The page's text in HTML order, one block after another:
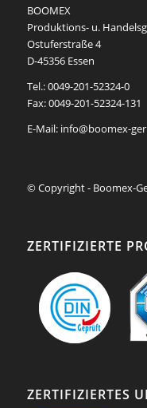
BOOMEX
Produktions- u.
Ostuferstraße 4
D-45356 Essen
Tel.: 0049-201-52324-0
Fax: 0049-201-52324-131
E-Mail: info@boomex-
© Copyright - Boomex-
ZERTIFIZIERTE
ZERTIFIZIERTES